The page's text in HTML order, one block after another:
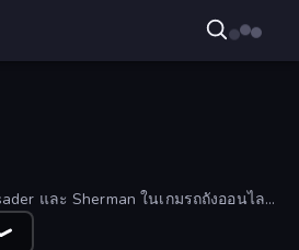
และ Sherman ในเกมรถถังออนไลน์